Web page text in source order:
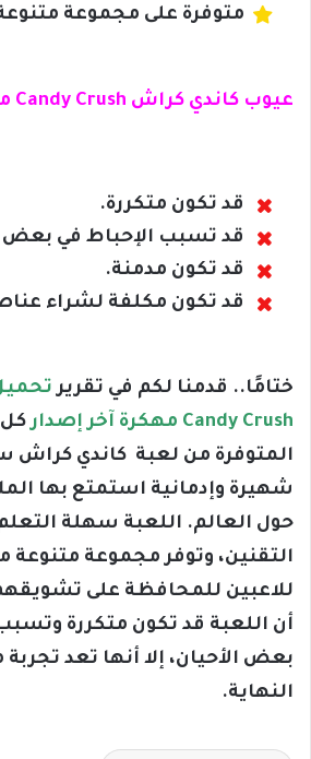
متوفرة على مجموعة
عيوب كاندي كراش Candy Crush مهكرة تشمل:
قد تكون متكررة.
قد تسبب الإحباط في بعض
قد تكون مدمنة.
قد تكون مكلفة لشراء
ختامًا.. قدمنا لكم في تقرير
Candy Crush مهكرة آخر إصدار
كل
المتوفرة من لعبة كاندي كراش
شهيرة وإدمانية استمتع بها
حول العالم. اللعبة سهلة
التقنين، وتوفر مجموعة
للاعبين للمحافظة على
أن اللعبة قد تكون متكررة
بعض الأحيان، إلا أنها تعد
النهاية.